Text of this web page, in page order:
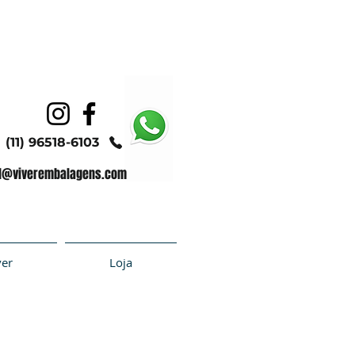
(11) 96518-6103
Loja